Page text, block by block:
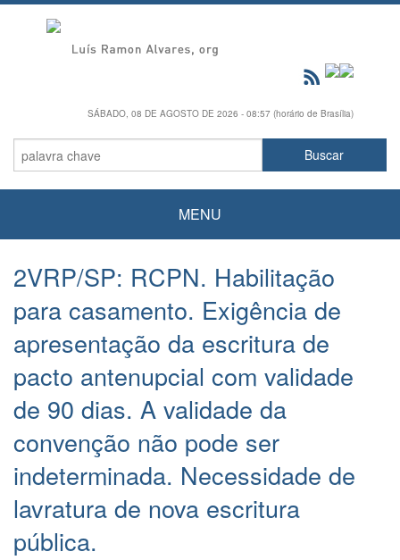
SÁBADO, 08 DE AGOSTO DE 2026 - 08:57 (horário de Brasília)
MENU
2VRP/SP: RCPN. Habilitação
para casamento. Exigência de
apresentação da escritura de
pacto antenupcial com validade
de 90 dias. A validade da
convenção não pode ser
indeterminada. Necessidade de
lavratura de nova escritura
pública.